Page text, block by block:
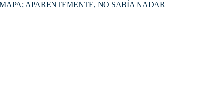
APARENTEMENTE, NO SABÍA NADAR